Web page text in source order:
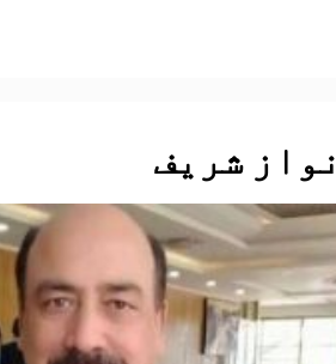
نواز شریف